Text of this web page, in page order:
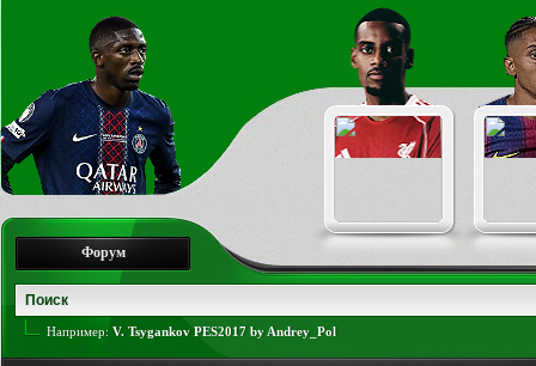
Форум
Например: V. Tsygankov PES2017 by Andrey_Pol